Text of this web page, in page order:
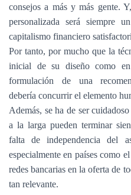
consejos a más y más gente.
personalizada será siempre
capitalismo financiero
Por tanto, por mucho que la
inicial de su diseño como
formulación de una
debería concurrir el elemento
Además, se ha de ser
a la larga pueden terminar
falta de independencia del
especialmente en países como
redes bancarias en la oferta de
tan relevante.